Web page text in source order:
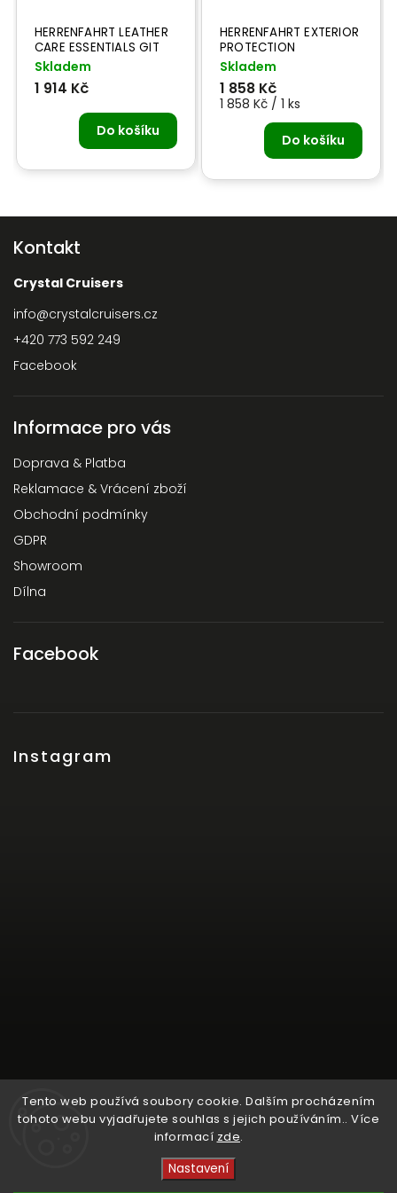
Tento web používá soubory cookie. Dalším procházením
tohoto webu vyjadřujete souhlas s jejich používáním.. Více
informací zde.
Nastavení
HERRENFAHRT LEATHER
CARE ESSENTIALS GIT
BOX - péče o kůži
Skladem
1 914 Kč
Do košíku
HERRENFAHRT EXTERIOR
PROTECTION
ESSENTIALS - péče o
Skladem
1 858 Kč
1 858 Kč / 1 ks
Do košíku
Kontakt
Crystal Cruisers
info@crystalcruisers.cz
+420 773 592 249
Facebook
Informace pro vás
Doprava & Platba
Reklamace & Vrácení zboží
Obchodní podmínky
GDPR
Showroom
Dílna
Facebook
Instagram
Crystal Cruisers